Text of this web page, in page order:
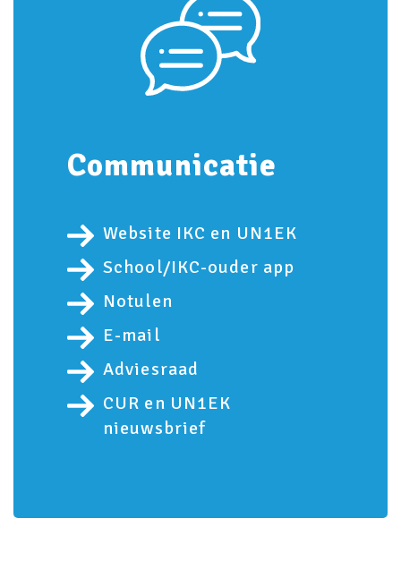
Communicatie
Website IKC en UN1EK
School/IKC-ouder app
Notulen
E-mail
Adviesraad
CUR en UN1EK
nieuwsbrief